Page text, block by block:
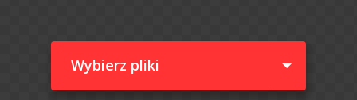
Wybierz pliki